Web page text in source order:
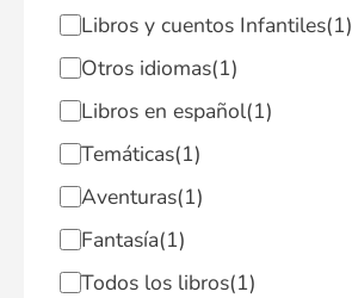
Libros y cuentos Infantiles(1)
Otros idiomas(1)
Libros en español(1)
Temáticas(1)
Aventuras(1)
Fantasía(1)
Todos los libros(1)